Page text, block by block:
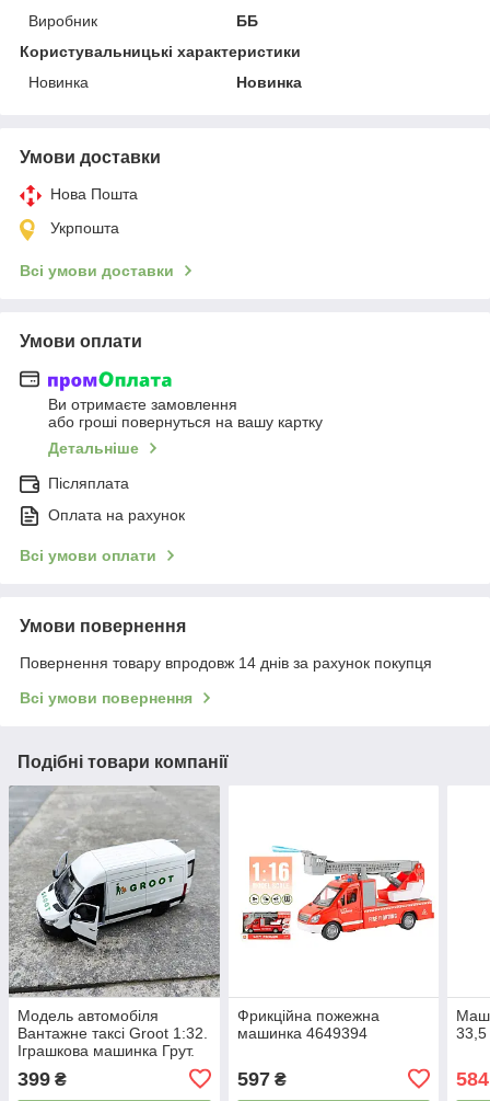
Виробник
ББ
Користувальницькі характеристики
Новинка
Новинка
Умови доставки
Нова Пошта
Укрпошта
Всі умови доставки
Умови оплати
Ви отримаєте замовлення
або гроші повернуться на вашу картку
Детальніше
Післяплата
Оплата на рахунок
Всі умови оплати
Умови повернення
Повернення товару впродовж 14 днів за рахунок покупця
Всі умови повернення
Подібні товари компанії
Модель автомобіля
Вантажне таксі Groot 1:32.
Іграшкова машинка Грут.
машинка Groot.
399 ₴
Фрикційна пожежна
машинка 4649394
597₴ 584